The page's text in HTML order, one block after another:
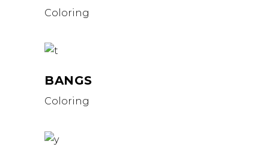
Coloring
BANGS
Coloring